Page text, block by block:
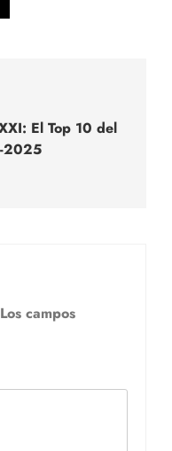
El Top 10 del
2025
Los campos